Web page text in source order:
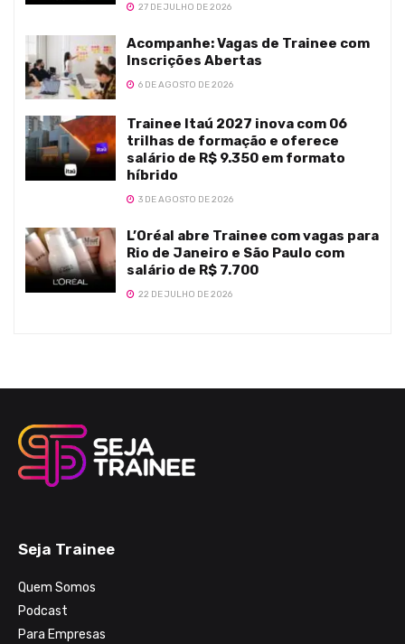
27 DE JULHO DE 2026
Acompanhe: Vagas de Trainee com
Inscrições Abertas
6 DE AGOSTO DE 2026
Trainee Itaú 2027 inova com 06
trilhas de formação e oferece
salário de R$ 9.350 em formato
híbrido
3 DE AGOSTO DE 2026
L’Oréal abre Trainee com vagas para
Rio de Janeiro e São Paulo com
salário de R$ 7.700
22 DE JULHO DE 2026
Seja Trainee
Quem Somos
Podcast
Para Empresas